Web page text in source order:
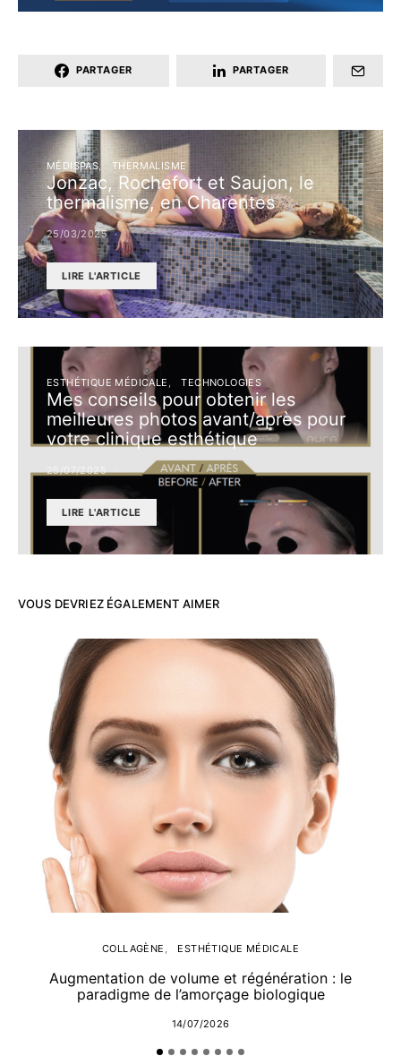
PARTAGER PARTAGER
MÉDISPAS THERMALISME
Jonzac, Rochefort et Saujon, le
thermalisme, en Charentes
25/03/2025
LIRE L'ARTICLE
ESTHÉTIQUE MÉDICALE TECHNOLOGIES
Mes conseils pour obtenir les
meilleures photos avant/après pour
votre clinique esthétique
25/07/2025
LIRE L'ARTICLE
VOUS DEVRIEZ ÉGALEMENT AIMER
COLLAGÈNE ESTHÉTIQUE MÉDICALE
Augmentation de volume et régénération : le
paradigme de l’amorçage biologique
14/07/2026